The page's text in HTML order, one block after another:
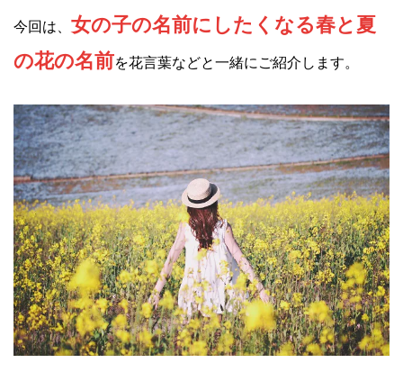
今回は、 女の子の名前にしたくなる春と夏
の花の名前を花言葉などと一緒にご紹介します。